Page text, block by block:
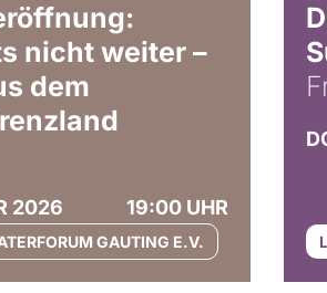
nicht weiter –
dem
2026 19:00 UHR
GAUTING E.V.